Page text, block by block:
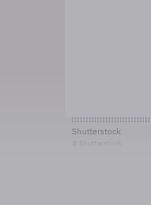
Shutterstock